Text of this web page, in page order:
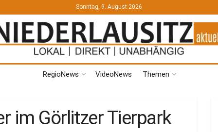
Sonntag, 9. August 2026
RegioNews VideoNews Themen
im Görlitzer Tierpark